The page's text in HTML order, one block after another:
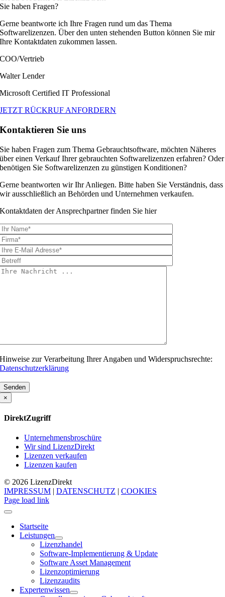
Sie haben Fragen?
Gerne beantworte ich Ihre Fragen rund um das Thema
Softwarelizenzen. Über den unten stehenden Button können Sie mir
Ihre Kontaktdaten zukommen lassen.
COO/Vertrieb
Walter Lender
Microsoft Certified IT Professional
JETZT RÜCKRUF ANFORDERN
Kontaktieren Sie uns
Sie haben Fragen zum Thema Gebrauchtsoftware, möchten Näheres
über einen Verkauf Ihrer gebrauchten Softwarelizenzen erfahren? Oder
benötigen Sie Softwarelizenzen zu günstigen Konditionen?
Gerne beantworten wir Ihr Anliegen. Bitte haben Sie Verständnis, dass
wir ausschließlich an Behörden und Unternehmen verkaufen.
Kontaktdaten der Ansprechpartner finden Sie hier
Hinweise zur Verarbeitung Ihrer Angaben und Widerspruchsrechte:
Datenschutzerklärung
Bitte
lasse
dieses
Feld
leer.
×
DirektZugriff
Unternehmensbroschüre
Wir sind LizenzDirekt
Lizenzen verkaufen
Lizenzen kaufen
© 2026 LizenzDirekt
IMPRESSUM | DATENSCHUTZ | COOKIES
Page load link
Startseite
Leistungen
Lizenzhandel
Software-Implementierung & Update
Software Asset Management
Lizenzoptimierung
Lizenzaudits
Expertenwissen